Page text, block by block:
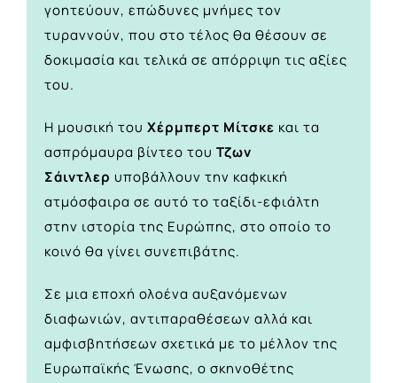
γοητεύουν, επώδυνες μνήμες τον
τυραννούν, που στο τέλος θα θέσουν σε
δοκιμασία και τελικά σε απόρριψη τις αξίες
του.
Η μουσική του Χέρμπερτ Μίτσκε και τα
ασπρόμαυρα βίντεο του Τζων
Σάιντλερ υποβάλλουν την καφκική
ατμόσφαιρα σε αυτό το ταξίδι-εφιάλτη
στην ιστορία της Ευρώπης, στο οποίο το
κοινό θα γίνει συνεπιβάτης.
Σε μια εποχή ολοένα αυξανόμενων
διαφωνιών, αντιπαραθέσεων αλλά και
αμφισβητήσεων σχετικά με το μέλλον της
Ευρωπαϊκής Ένωσης, ο σκηνοθέτης